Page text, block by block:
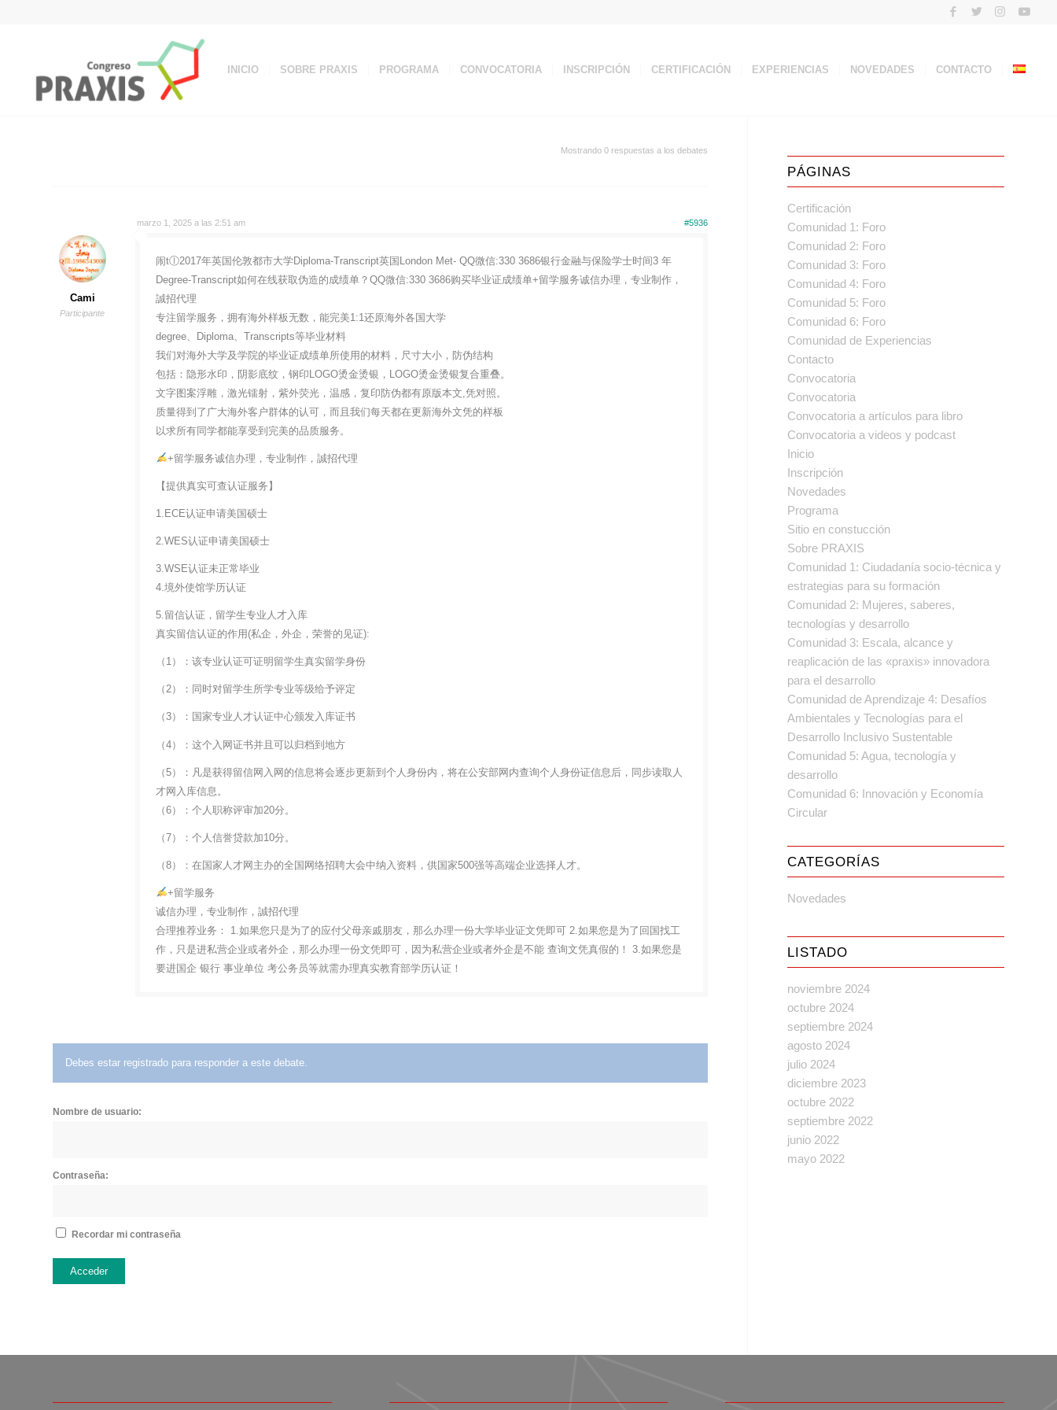
INICIO SOBRE PRAXIS PROGRAMA CONVOCATORIA INSCRIPCIÓN CERTIFICACIÓN EXPERIENCIAS NOVEDADES CONTACTO
Mostrando 0 respuestas a los debates
marzo 1, 2025 a las 2:51 am #5936
Cami
Participante
闹tⓛ2017年英国伦敦都市大学Diploma-Transcript英国London Met- QQ微信:330 3686银行金融与保险学士时间3 年
Degree-Transcript如何在线获取伪造的成绩单？QQ微信:330 3686购买毕业证成绩单+留学服务诚信办理，专业制作，
誠招代理
专注留学服务，拥有海外样板无数，能完美1:1还原海外各国大学
degree、Diploma、Transcripts等毕业材料
我们对海外大学及学院的毕业证成绩单所使用的材料，尺寸大小，防伪结构
包括：隐形水印，阴影底纹，钢印LOGO烫金烫银，LOGO烫金烫银复合重叠。
文字图案浮雕，激光镭射，紫外荧光，温感，复印防伪都有原版本文,凭对照。
质量得到了广大海外客户群体的认可，而且我们每天都在更新海外文凭的样板
以求所有同学都能享受到完美的品质服务。
+留学服务诚信办理，专业制作，誠招代理
【提供真实可查认证服务】
1.ECE认证申请美国硕士
2.WES认证申请美国硕士
3.WSE认证未正常毕业
4.境外使馆学历认证
5.留信认证，留学生专业人才入库
真实留信认证的作用(私企，外企，荣誉的见证):
（1）：该专业认证可证明留学生真实留学身份
（2）：同时对留学生所学专业等级给予评定
（3）：国家专业人才认证中心颁发入库证书
（4）：这个入网证书并且可以归档到地方
（5）：凡是获得留信网入网的信息将会逐步更新到个人身份内，将在公安部网内查询个人身份证信息后，同步读取人
才网入库信息。
（6）：个人职称评审加20分。
（7）：个人信誉贷款加10分。
（8）：在国家人才网主办的全国网络招聘大会中纳入资料，供国家500强等高端企业选择人才。
+留学服务
诚信办理，专业制作，誠招代理
合理推荐业务： 1.如果您只是为了的应付父母亲戚朋友，那么办理一份大学毕业证文凭即可 2.如果您是为了回国找工
作，只是进私营企业或者外企，那么办理一份文凭即可，因为私营企业或者外企是不能 查询文凭真假的！ 3.如果您是
要进国企 银行 事业单位 考公务员等就需办理真实教育部学历认证！
Debes estar registrado para responder a este debate.
Nombre de usuario:
Contraseña:
Recordar mi contraseña
Acceder
PÁGINAS
Certificación
Comunidad 1: Foro
Comunidad 2: Foro
Comunidad 3: Foro
Comunidad 4: Foro
Comunidad 5: Foro
Comunidad 6: Foro
Comunidad de Experiencias
Contacto
Convocatoria
Convocatoria
Convocatoria a artículos para libro
Convocatoria a videos y podcast
Inicio
Inscripción
Novedades
Programa
Sitio en constucción
Sobre PRAXIS
Comunidad 1: Ciudadanía socio-técnica y
estrategias para su formación
Comunidad 2: Mujeres, saberes,
tecnologías y desarrollo
Comunidad 3: Escala, alcance y
reaplicación de las «praxis» innovadora
para el desarrollo
Comunidad de Aprendizaje 4: Desafíos
Ambientales y Tecnologías para el
Desarrollo Inclusivo Sustentable
Comunidad 5: Agua, tecnología y
desarrollo
Comunidad 6: Innovación y Economía
Circular
CATEGORÍAS
Novedades
LISTADO
noviembre 2024
octubre 2024
septiembre 2024
agosto 2024
julio 2024
diciembre 2023
octubre 2022
septiembre 2022
junio 2022
mayo 2022